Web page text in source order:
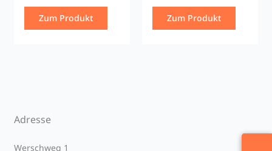
Zum Produkt Zum Produkt
Adresse
Werschweg 1